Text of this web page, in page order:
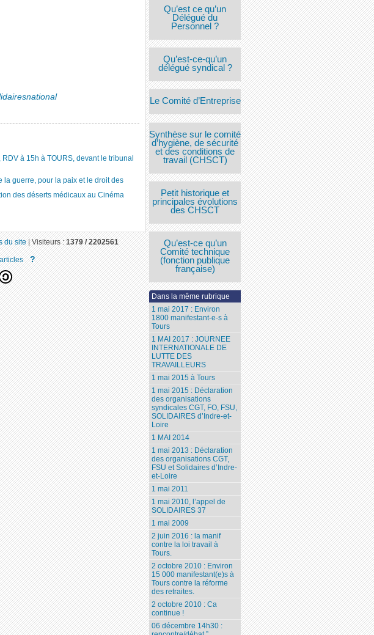
à 15h à TOURS, devant le tribunal
la guerre, pour la paix et le droit des
des déserts médicaux au Cinéma
Qu’est ce qu’un
Délégué du
Personnel ?
Qu’est-ce-qu’un
délégué syndical ?
Le Comité d’Entreprise
Synthèse sur le comité
d’hygiène, de sécurité
et des conditions de
travail (CHSCT)
Petit historique et
principales évolutions
des CHSCT
Qu’est-ce qu’un
Comité technique
(fonction publique
française)
Dans la même rubrique
1 mai 2017 : Environ
1800 manifestant-e-s à
Tours
1 MAI 2017 : JOURNEE
INTERNATIONALE DE
LUTTE DES
TRAVAILLEURS
1 mai 2015 à Tours
1 mai 2015 : Déclaration
des organisations
syndicales CGT, FO, FSU,
SOLIDAIRES d’Indre-et-
Loire
1 MAI 2014
1 mai 2013 : Déclaration
des organisations CGT,
FSU et Solidaires d’Indre-
et-Loire
1 mai 2011
1 mai 2010, l’appel de
SOLIDAIRES 37
1 mai 2009
2 juin 2016 : la manif
contre la loi travail à
Tours.
2 octobre 2010 : Environ
15 000 manifestant(e)s à
Tours contre la réforme
des retraites.
2 octobre 2010 : Ca
continue !
06 décembre 14h30 :
du site|Visiteurs :1379 / 2202561
?